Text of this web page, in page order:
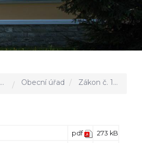
Obecní úřad Zákon č. 106/1999 Sb.
pdf 273 kB